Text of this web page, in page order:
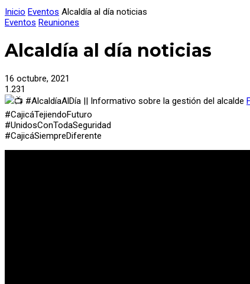
Inicio Eventos Alcaldía al día noticias
Eventos Reuniones
Alcaldía al día noticias
16 octubre, 2021
1.231
#AlcaldíaAlDía || Informativo sobre la gestión del alcalde
#CajicáTejiendoFuturo
#UnidosConTodaSeguridad
#CajicáSiempreDiferente